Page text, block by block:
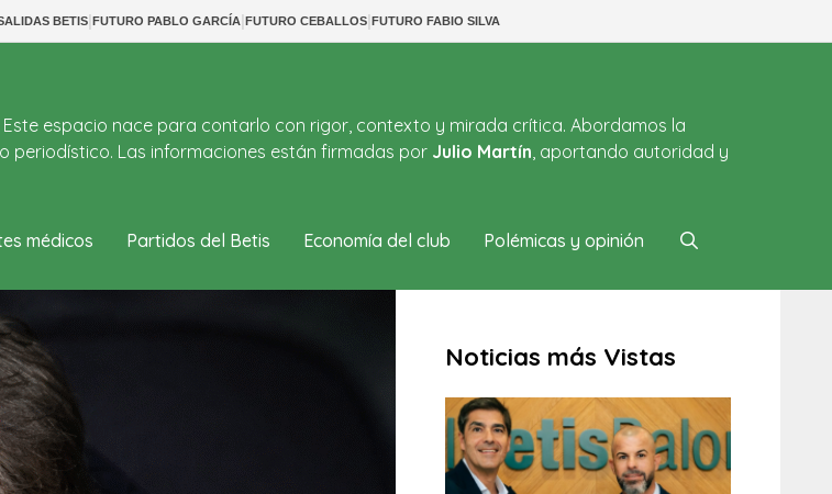
BETIS|FUTURO PABLO GARCÍA|FUTURO CEBALLOS|FUTURO FABIO SILVA
espacio nace para contarlo con rigor, contexto y mirada crítica. Abordamos la
Las informaciones están firmadas por Julio Martín, aportando autoridad y
médicos Partidos del Betis Economía del club Polémicas y opinión
Noticias más Vistas